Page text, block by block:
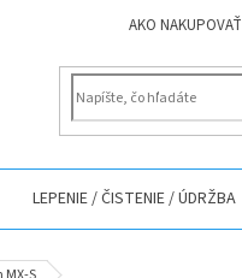
AKO NAKUPOVAŤ
LEPENIE / ČISTENIE / ÚDRŽBA